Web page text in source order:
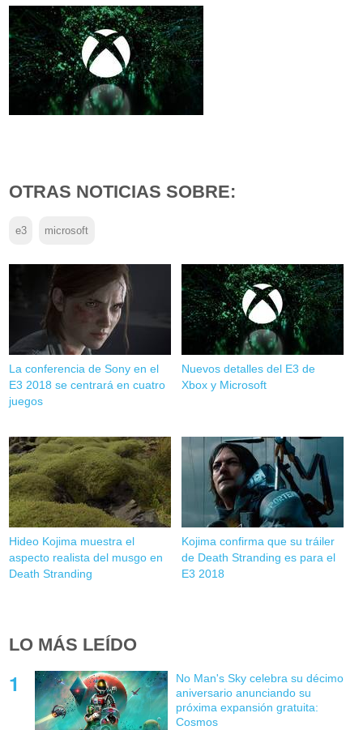
OTRAS NOTICIAS SOBRE:
e3 microsoft
La conferencia de Sony en el
E3 2018 se centrará en cuatro
juegos
Nuevos detalles del E3 de
Xbox y Microsoft
Hideo Kojima muestra el
aspecto realista del musgo en
Death Stranding
Kojima confirma que su tráiler
de Death Stranding es para el
E3 2018
LO MÁS LEÍDO
No Man's Sky celebra su décimo
aniversario anunciando su
próxima expansión gratuita:
Cosmos